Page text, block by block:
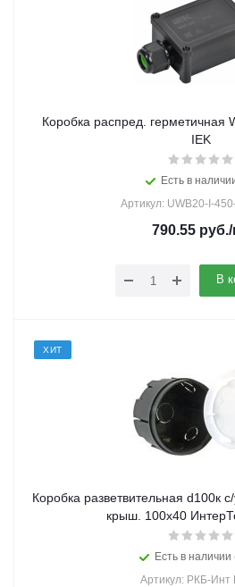
Коробка распред. герметичная
IEK
Есть в
Артикул: UWB20-I-
790.55руб.
В
ХИТ
Коробка разветвительная d100к
крыш. 100х40
Есть в наличии
Артикул: РКБ-Инт